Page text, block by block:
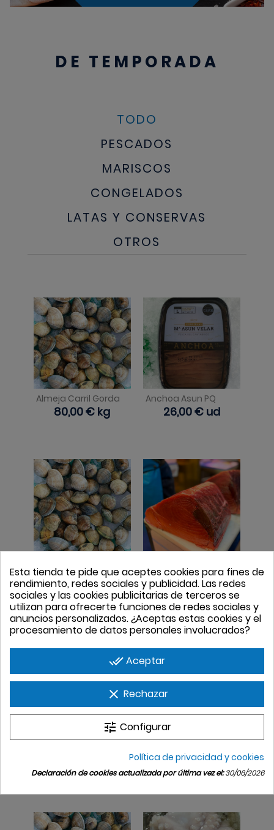
DE TEMPORADA
TODO
PESCADOS
MARISCOS
CONGELADOS
LATAS Y CONSERVAS
OTROS
Almeja Carril Gorda
Precio
80,00 € kg
Anchoa Asun PQ
Precio
26,00 € ud
Almeja Carril
Pequeña
Precio
58,00 €kg
Atún Rojo
Precio
38,00 €kg
Gallega GR
Precio
38,00 €kg
Ventresca De Atún
Rojo
Precio
38,00 €kg
Esta tienda te pide que aceptes cookies para fines de
rendimiento, redes sociales y publicidad. Las redes
sociales y las cookies publicitarias de terceros se
utilizan para ofrecerte funciones de redes sociales y
anuncios personalizados. ¿Aceptas estas cookies y el
procesamiento de datos personales involucrados?
done_allAceptar
clear Rechazar
tune Configurar
Política de privacidad y cookies
Declaración de cookies actualizada por última vez el:30/06/2026